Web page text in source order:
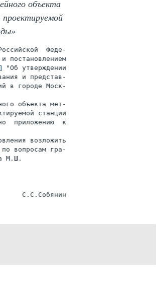
объекта
Феде-
постановлением
"Об утверждении
и представ-
в городе Моск-
объекта мет-
станции
приложению  к
возложить
по вопросам гра-
М.Ш.